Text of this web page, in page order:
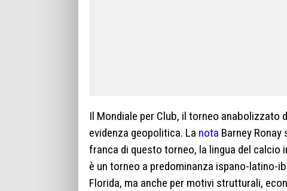
Il Mondiale per Club, il torneo anabolizzato
evidenza geopolitica. La nota Barney Ronay
franca di questo torneo, la lingua del calcio
è un torneo a predominanza ispano-latino-
Florida, ma anche per motivi strutturali,